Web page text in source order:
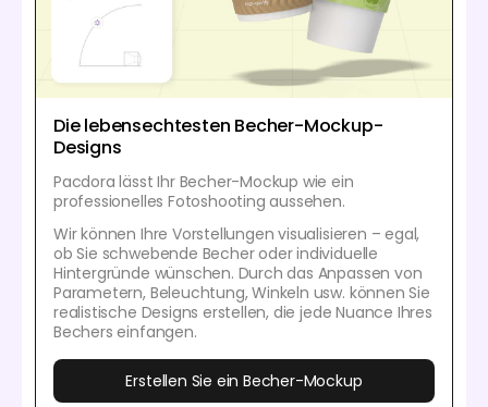
Die lebensechtesten Becher-Mockup-
Designs
Pacdora lässt Ihr Becher-Mockup wie ein
professionelles Fotoshooting aussehen.
Wir können Ihre Vorstellungen visualisieren – egal,
ob Sie schwebende Becher oder individuelle
Hintergründe wünschen. Durch das Anpassen von
Parametern, Beleuchtung, Winkeln usw. können Sie
realistische Designs erstellen, die jede Nuance Ihres
Bechers einfangen.
Erstellen Sie ein Becher-Mockup